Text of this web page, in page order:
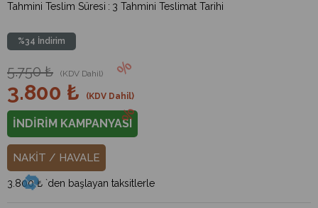
Tahmini Teslim Süresi : 3 Tahmini Teslimat Tarihi
%34 İndirim
5.750 ₺ (KDV Dahil)
3.800 ₺ (KDV Dahil)
İNDİRİM KAMPANYASI
NAKİT / HAVALE
3.800 ₺ `den başlayan taksitlerle